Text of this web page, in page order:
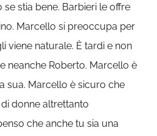
se stia bene. Barbieri le offre
Marcello si preoccupa per
viene naturale. È tardi e non
neanche Roberto. Marcello è
sua. Marcello è sicuro che
donne altrettanto
che anche tu sia una